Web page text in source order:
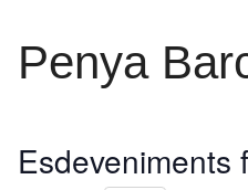
Penya
Esdeveniments